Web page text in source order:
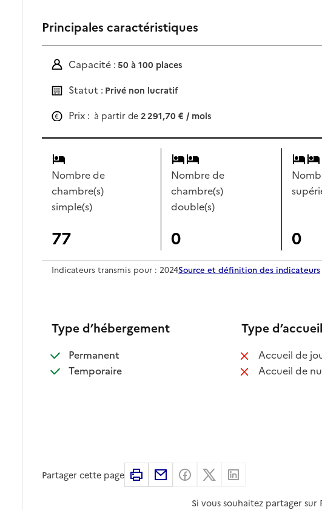
Principales caractéristiques
Capacité : 50 à 100 places
Statut : Privé non lucratif
Prix : à partir de 2 291,70 € / mois
Nombre de
chambre(s)
simple(s)
77
Nombre de
chambre(s)
double(s)
0 0
Indicateurs transmis pour : 2024Source et définition des indicateurs
Type d’hébergement
Permanent: disponible
Temporaire: disponible
Type d’accueil
Accueil de :
Accueil de:
Partager cette page ImprimerPartager par email
Partager sur Facebook
Partager sur X
Si vous souhaitez partager